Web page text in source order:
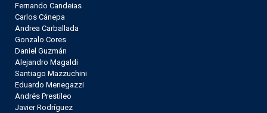
Fernando Candeias
Carlos Cánepa
Andrea Carballada
Gonzalo Cores
Daniel Guzmán
Alejandro Magaldi
Santiago Mazzuchini
Eduardo Menegazzi
Andrés Prestileo
Javier Rodríguez